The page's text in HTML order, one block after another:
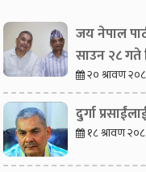
जय नेपाल
साउन २८ गते
२० श्रावण
दुर्गा
१८ श्रावण